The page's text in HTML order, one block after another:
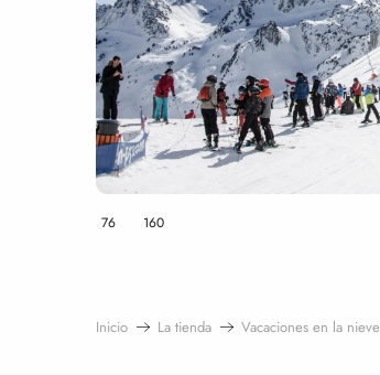
76 160
Inicio La tienda Vacaciones en la nieve